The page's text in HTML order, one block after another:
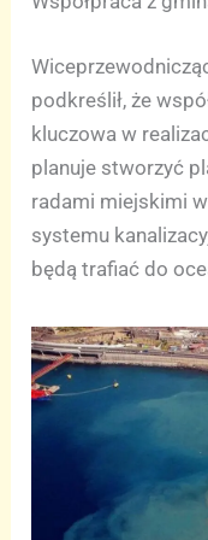
podkreślił, że
kluczowa w
planuje stworzyć
radami miejskimi
systemu
będą trafiać do